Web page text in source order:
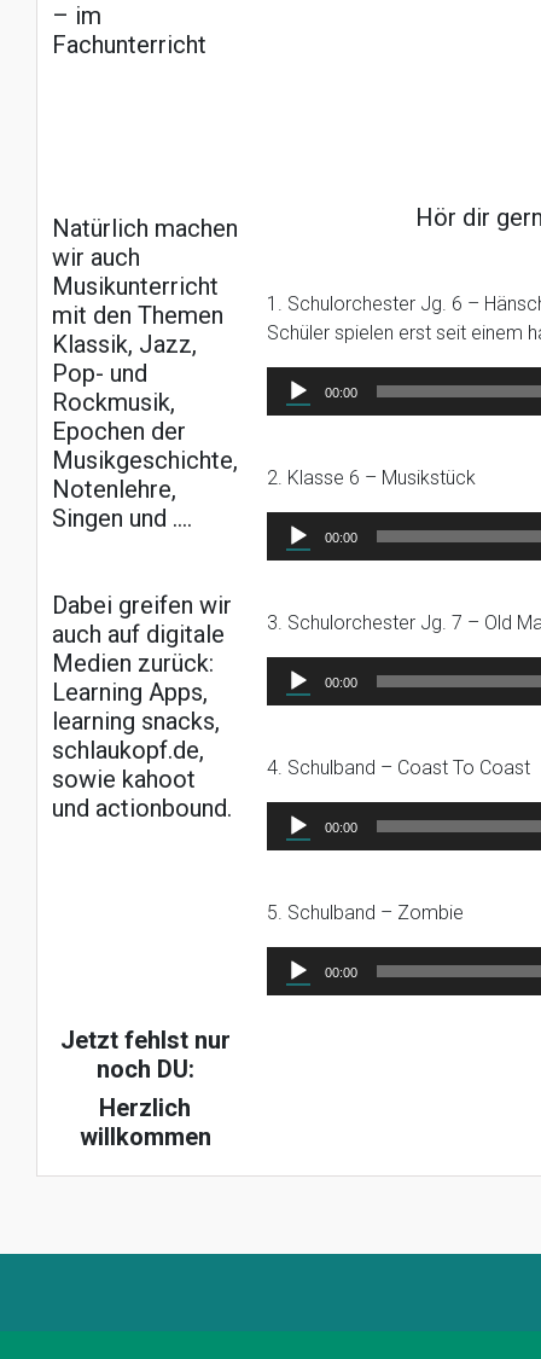
– im
Fachunterricht
Natürlich machen
wir auch
Musikunterricht
mit den Themen
Klassik, Jazz,
Pop- und
Rockmusik,
Epochen der
Musikgeschichte,
Notenlehre,
Singen und ….
Dabei greifen wir
auch auf digitale
Medien zurück:
Learning Apps,
learning snacks,
schlaukopf.de,
sowie kahoot
und actionbound.
Jetzt fehlst nur
noch DU:
Herzlich
willkommen
Hör dir
1. Schulorchester Jg. 6 –
Schüler spielen erst seit einem
Audio-
Player
00:00
2. Klasse 6 – Musikstück
Audio-
Player
00:00
3. Schulorchester Jg. 7 – Old
Audio-
Player
00:00
4. Schulband – Coast To Coast
Audio-
Player
00:00
5. Schulband – Zombie
Audio-
Player
00:00